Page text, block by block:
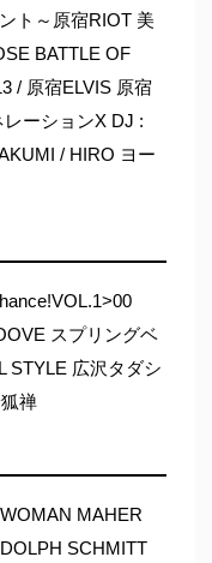
ト～原宿RIOT 美
BATTLE OF
/ 原宿ELVIS 原宿
ーションX DJ :
/ HIRO ヨー
スプリングベ
STYLE 広沢タダシ
禅
MAHER
SCHMITT